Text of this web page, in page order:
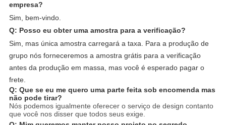
empresa?
Sim, bem-vindo.
Q: Posso eu obter uma amostra para a verificação?
Sim, mas única amostra carregará a taxa. Para a produção de
grupo nós forneceremos a amostra grátis para a verificação
antes da produção em massa, mas você é esperado pagar o
frete.
Q: Que se eu me quero uma parte feita sob encomenda mas
não pode tirar?
Nós podemos igualmente oferecer o serviço de design contanto
que você nos disser que todos seus exige.